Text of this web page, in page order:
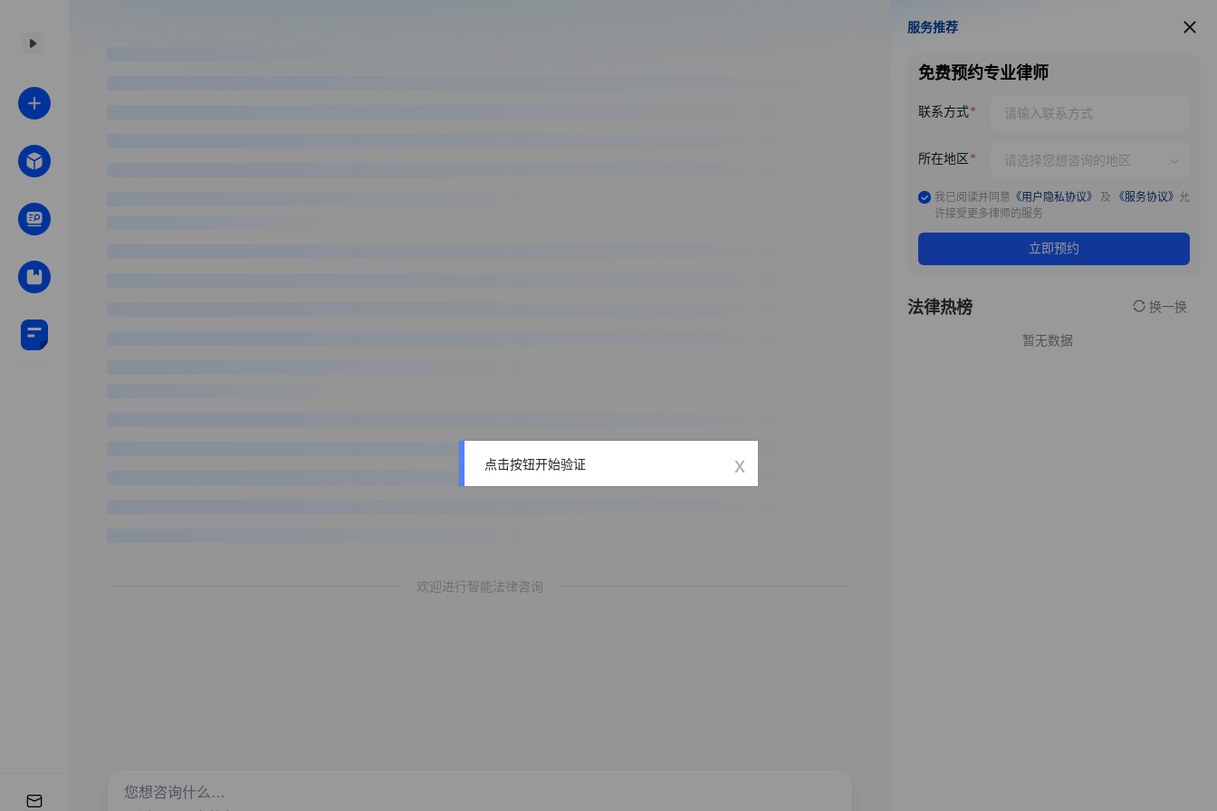
欢迎进行智能法律咨询
服务推荐
服务推荐
免费预约专业律师
联系方式
所在地区
我已阅读并同意 《用户隐私协议》 及 《服务协议》 允
许接受更多律师的服务
立即预约
法律热榜 换一换
暂无数据
点击按钮开始验证 x